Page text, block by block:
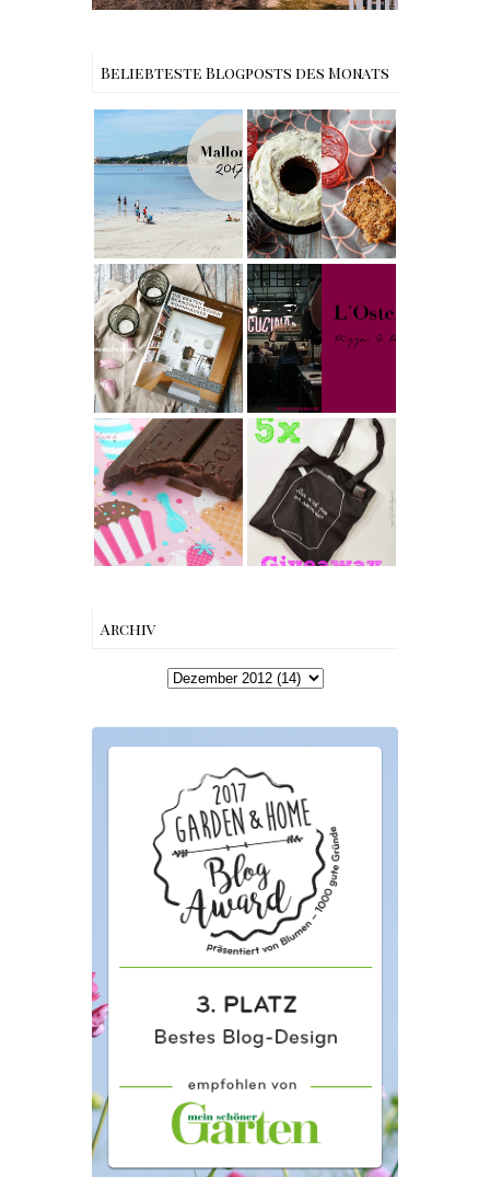
Beliebteste Blogposts des Monats
Reisen -
Mallorca
Urlaub im
Iberostar
Albufera Playa
– unsere
Erfahrungen in
Alcudia
Rezept |
Weltbester
Carrot Cake
mit Cream
Cheese
Frosting nach
Cynthia
Barcomi –
einfach &
saftig
Buchtipps - Die
besten
Skandinavische
n Wohnhäuser |
The Nina
Edition
My Berlin -
L'Osteria | The
Nina Edition
Produktempfeh
lung -
Australian
Queen and King
Snapper Dark
Chocolate &
Leather Flower
[gives away]
Limitierte
Tote-Bag
Edition von
Esther
Perbandt
Archiv